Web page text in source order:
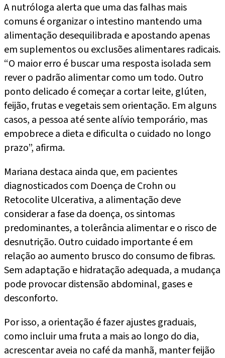
A nutróloga alerta que uma das falhas mais
comuns é organizar o intestino mantendo uma
alimentação desequilibrada e apostando apenas
em suplementos ou exclusões alimentares radicais.
“O maior erro é buscar uma resposta isolada sem
rever o padrão alimentar como um todo. Outro
ponto delicado é começar a cortar leite, glúten,
feijão, frutas e vegetais sem orientação. Em alguns
casos, a pessoa até sente alívio temporário, mas
empobrece a dieta e dificulta o cuidado no longo
prazo”, afirma.
Mariana destaca ainda que, em pacientes
diagnosticados com Doença de Crohn ou
Retocolite Ulcerativa, a alimentação deve
considerar a fase da doença, os sintomas
predominantes, a tolerância alimentar e o risco de
desnutrição. Outro cuidado importante é em
relação ao aumento brusco do consumo de fibras.
Sem adaptação e hidratação adequada, a mudança
pode provocar distensão abdominal, gases e
desconforto.
Por isso, a orientação é fazer ajustes graduais,
como incluir uma fruta a mais ao longo do dia,
acrescentar aveia no café da manhã, manter feijão